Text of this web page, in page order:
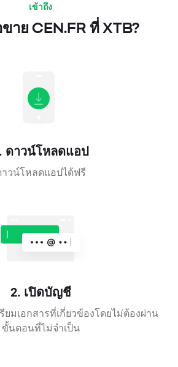
เข้าถึง
าย CEN.FR ที่ XTB?
ดาวน์โหลดแอป
าวน์โหลดแอปได้ฟรี
2. เปิดบัญชี
มเอกสารที่เกี่ยวข้องโดยไม่ต้องผ่าน
ขั้นตอนที่ไม่จำเป็น